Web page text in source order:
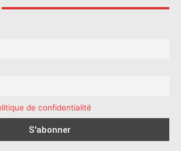
de confidentialité